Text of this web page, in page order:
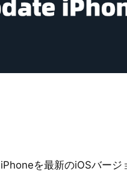
iPhoneを最新のiOSバージ